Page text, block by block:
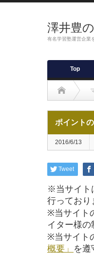
澤井豊
有名学習塾運営企業
Top
ポイント
2016/6/13
Tweet
※当サイト
行っており
※当サイト
イター様の
※当サイト
概要」 を遵